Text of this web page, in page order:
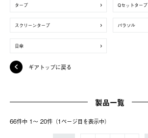
タープ Qセットタープ
スクリーンタープ パラソル
日傘
ギアトップに戻る
製品一覧
66件中 1〜 20件（1ページ⽬を表⽰中）